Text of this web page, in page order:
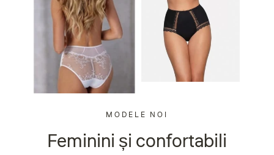
MODELE NOI
Feminini și confortabili